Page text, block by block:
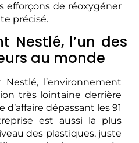
efforçons de réoxygéner
précisé.
Nestlé, l’un des
au monde
l’environnement
très lointaine derrière
d’affaire dépassant les 91
est aussi la plus
des plastiques, juste